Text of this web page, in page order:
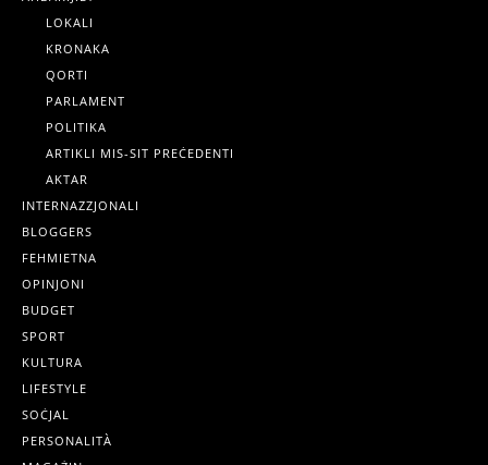
LOKALI
KRONAKA
QORTI
PARLAMENT
POLITIKA
ARTIKLI MIS-SIT PREĊEDENTI
AKTAR
INTERNAZZJONALI
BLOGGERS
FEHMIETNA
OPINJONI
BUDGET
SPORT
KULTURA
LIFESTYLE
SOĊJAL
PERSONALITÀ